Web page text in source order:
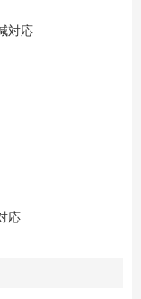
対応
応